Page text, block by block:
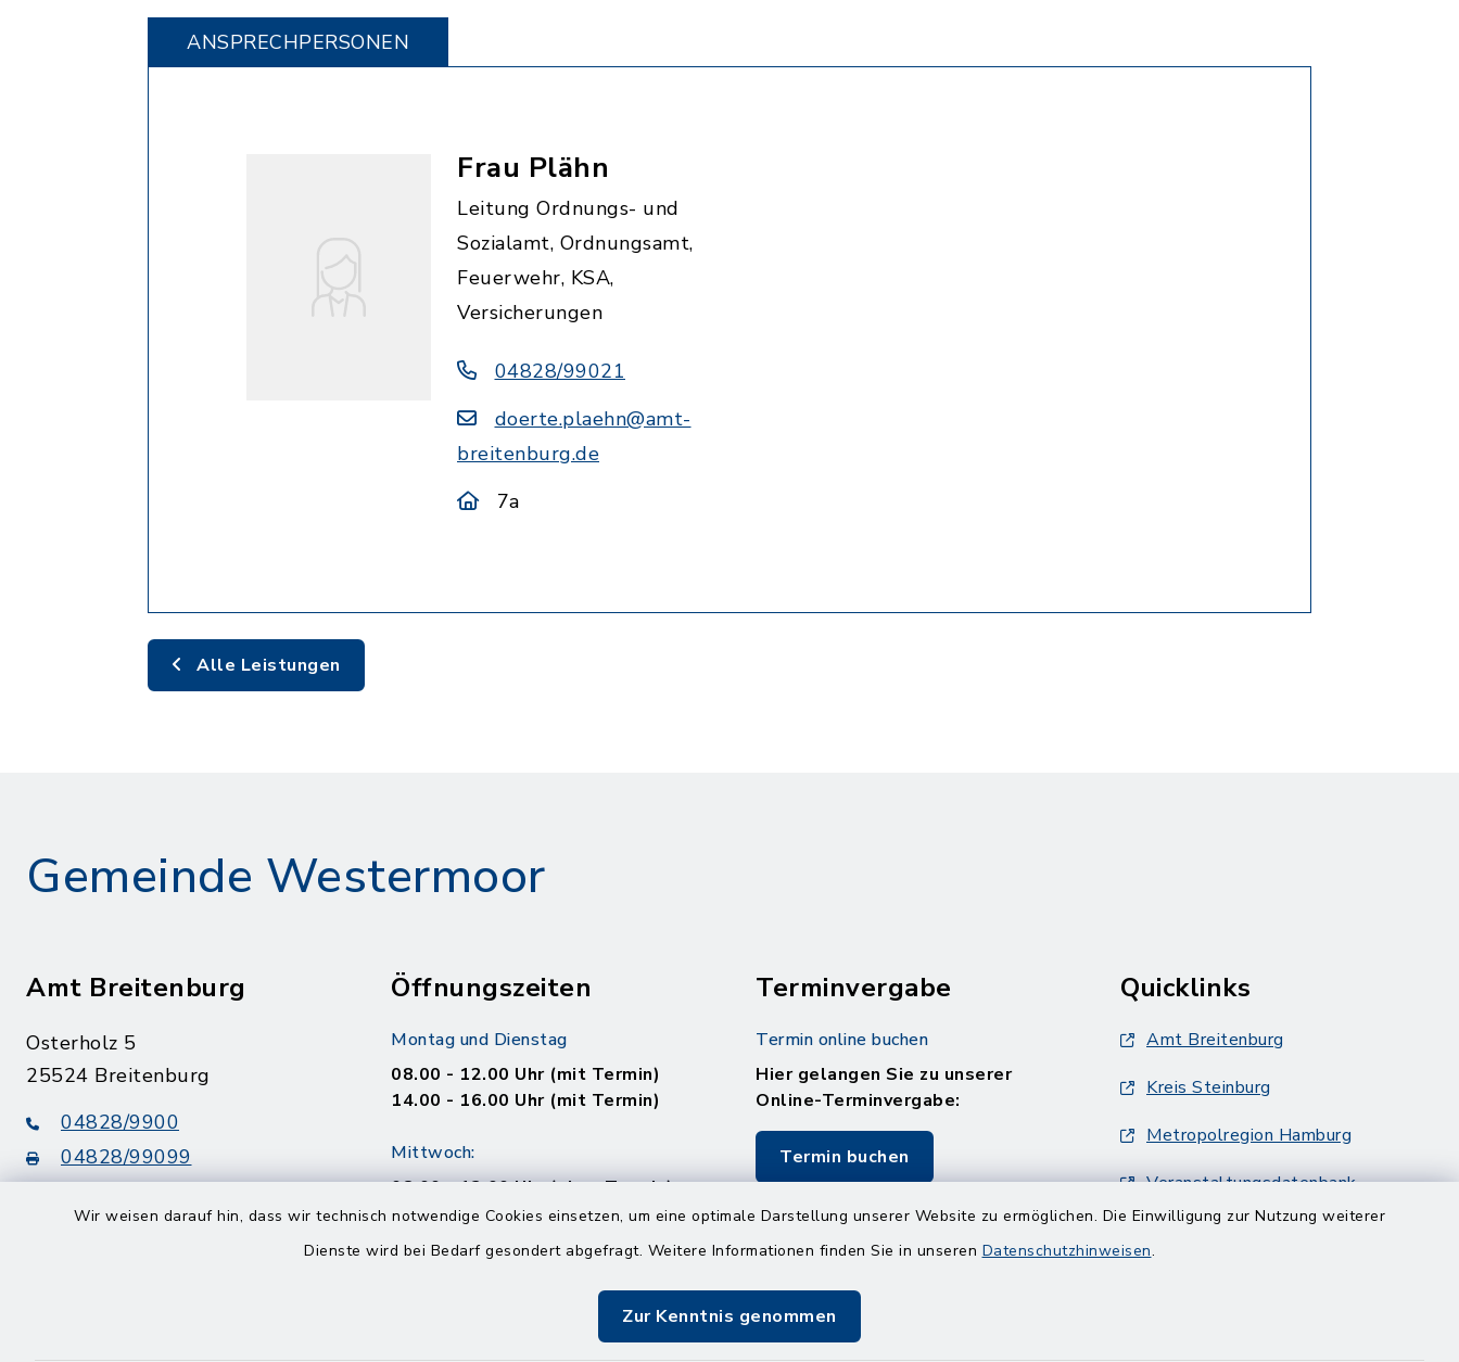
Wir weisen darauf hin, dass wir technisch notwendige Cookies einsetzen, um eine optimale Darstellung unserer Website zu ermöglichen. Die Einwilligung zur Nutzung weiterer
Dienste wird bei Bedarf gesondert abgefragt. Weitere Informationen finden Sie in unseren Datenschutzhinweisen.
Zur Kenntnis genommen
ANSPRECHPERSONEN
Frau Plähn
Leitung Ordnungs- und
Sozialamt, Ordnungsamt,
Feuerwehr, KSA,
Versicherungen
04828/99021
doerte.plaehn@amt-
breitenburg.de
7a
Alle Leistungen
Gemeinde Westermoor
Amt Breitenburg
Osterholz 5
25524 Breitenburg
04828/9900
04828/99099
Öffnungszeiten
Montag und Dienstag
08.00 - 12.00 Uhr (mit Termin)
14.00 - 16.00 Uhr (mit Termin)
Mittwoch:
08.00 - 12.00 Uhr (ohne Termin)
14.00 - 18.00 Uhr (ohne Termin)
Donnerstag:
Terminvergabe
Termin online buchen
Hier gelangen Sie zu unserer
Online-Terminvergabe:
Termin buchen
Quicklinks
Amt Breitenburg
Kreis Steinburg
Metropolregion Hamburg
Veranstaltungsdatenbank
Metropolregion Hamburg